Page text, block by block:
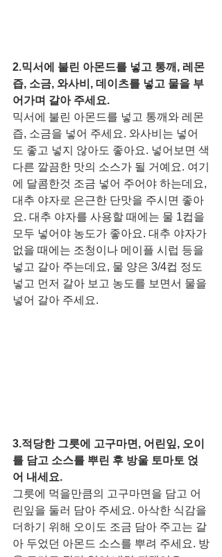
2.믹서에 불린 아몬드를 넣고 통깨, 레몬
즙, 소금, 와사비, 데이츠를 넣고 물을 부
어가며 갈아 주세요.
믹서에 불린 아몬드를 넣고 통깨와 레몬
즙, 소금을 넣어 주세요. 와사비는 넣어
도 좋고 넣지 않아도 좋아요. 넣어보면 색
다른 깔끔한 맛의 소스가 될 거예요. 여기
에 달콤한것 조금 넣어 주어야 하는데요,
대추 야자로 은근한 단맛을 주시면 좋아
요. 대추 야자를 사용할 때에는 물 1컵을
모두 넣어야 농도가 좋아요. 대추 야자가
없을 때에는 조청이나 메이플 시럽 등을
넣고 갈아 주는데요, 물 양은 3/4컵 정도
넣고 먼저 갈아 보고 농도를 보면서 물을
넣어 갈아 주세요.
3.적당한 그릇에 고구마면, 어린잎, 오이
를 담고 소스를 뿌린 후 방울 토마토 얹
어 내세요.
그릇에 먹을만큼의 고구마면을 담고 어
린잎을 둘러 담아 주세요. 아삭한 식감을
더하기 위해 오이도 조금 담아 주고는 갈
아 두었던 아몬드 소스를 뿌려 주세요. 방